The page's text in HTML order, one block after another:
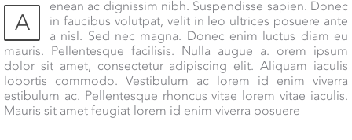
A
enean ac dignissim nibh. Suspendisse sapien. Donec
in faucibus volutpat, velit in leo ultrices posuere ante
a nisl. Sed nec magna. Donec enim luctus diam eu
mauris. Pellentesque facilisis. Nulla augue a. orem ipsum
dolor sit amet, consectetur adipiscing elit. Aliquam iaculis
lobortis commodo. Vestibulum ac lorem id enim viverra
estibulum ac. Pellentesque rhoncus vitae lorem vitae iaculis.
Mauris sit amet feugiat lorem id enim viverra posuere